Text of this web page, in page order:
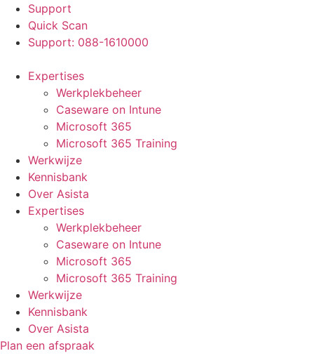
Support
Quick Scan
Support: 088-1610000
Expertises
Werkplekbeheer
Caseware on Intune
Microsoft 365
Microsoft 365 Training
Werkwijze
Kennisbank
Over Asista
Expertises
Werkplekbeheer
Caseware on Intune
Microsoft 365
Microsoft 365 Training
Werkwijze
Kennisbank
Over Asista
Plan een afspraak